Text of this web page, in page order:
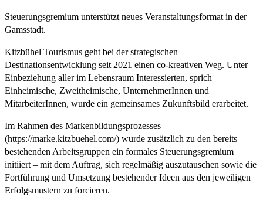
Steuerungsgremium unterstützt neues Veranstaltungsformat in der
Gamsstadt.
Kitzbühel Tourismus geht bei der strategischen
Destinationsentwicklung seit 2021 einen co-kreativen Weg. Unter
Einbeziehung aller im Lebensraum Interessierten, sprich
Einheimische, Zweitheimische, UnternehmerInnen und
MitarbeiterInnen, wurde ein gemeinsames Zukunftsbild erarbeitet.
Im Rahmen des Markenbildungsprozesses
(https://marke.kitzbuehel.com/) wurde zusätzlich zu den bereits
bestehenden Arbeitsgruppen ein formales Steuerungsgremium
initiiert – mit dem Auftrag, sich regelmäßig auszutauschen sowie die
Fortführung und Umsetzung bestehender Ideen aus den jeweiligen
Erfolgsmustern zu forcieren.